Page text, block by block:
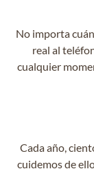
No importa
real al
cualquier
Cada año,
cuidemos de